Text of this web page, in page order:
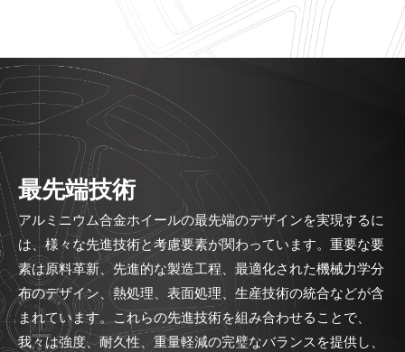
最先端技術
アルミニウム合金ホイールの最先端のデザインを実現するに
は、様々な先進技術と考慮要素が関わっています。重要な要
素は原料革新、先進的な製造工程、最適化された機械力学分
布のデザイン、熱処理、表面処理、生産技術の統合などが含
まれています。これらの先進技術を組み合わせることで、
我々は強度、耐久性、重量軽減の完璧なバランスを提供し、